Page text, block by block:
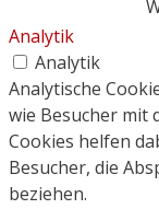
Analytik
Analytik
Analytische
wie Besucher mit
Cookies helfen
Besucher, die
beziehen.